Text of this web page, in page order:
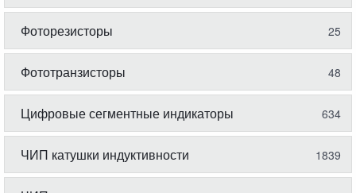
Фоторезисторы 25
Фототранзисторы 48
Цифровые сегментные индикаторы 634
ЧИП катушки индуктивности 1839